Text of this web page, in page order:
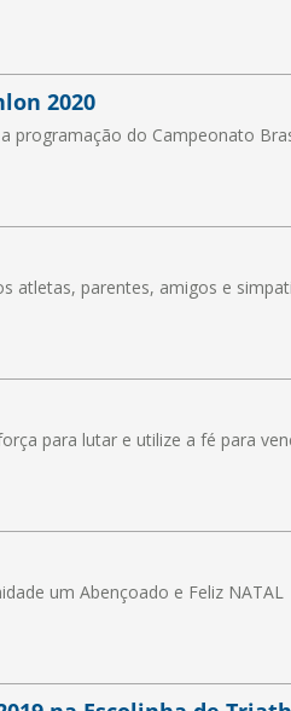
2020
programação do Campeonato
atletas, parentes, amigos e
para lutar e utilize a fé para
um Abençoado e Feliz NATAL